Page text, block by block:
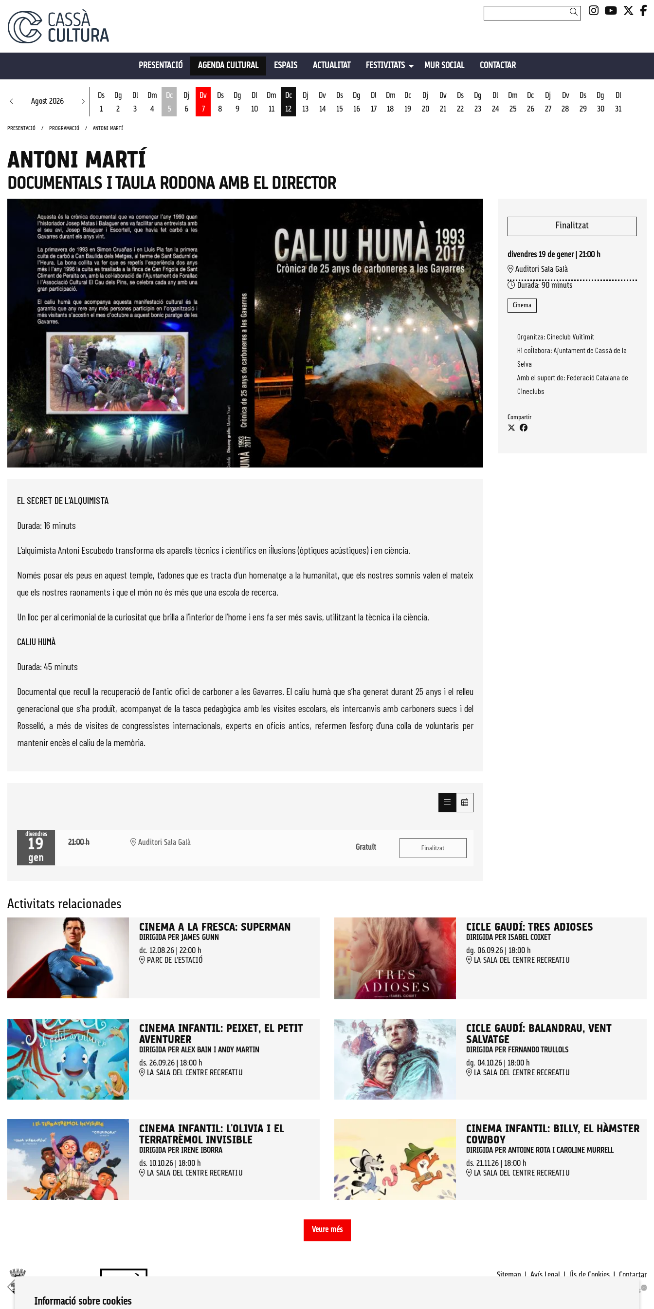
Link aLink a
Cercar
PRESENTACIÓ AGENDA CULTURAL ESPAIS ACTUALITAT FESTIVITATS MUR SOCIAL CONTACTAR
Agost 2026
Ds
1
Dg
2
Dl
3
Dm
4
Dc
5
Dj
6
Dv
7
Ds
8
Dg
9
Dl
10
Dm
11
Dc
12
Dj
13
Dv
14
Ds
15
Dg
16
Dl
17
Dm
18
Dc
19
Dj
20
Dv
21
Ds
22
Dg
23
Dl
24
Dm
25
Dc
26
Dj
27
Dv
28
Ds
29
Dg
30
Dl
31
PRESENTACIÓ PROGRAMACIÓ ANTONI MARTÍ
ANTONI MARTÍ
DOCUMENTALS I TAULA RODONA AMB EL DIRECTOR
Finalitzat
divendres 19 de gener| 21:00 h
Auditori Sala Galà
Durada: 90 minuts
Cinema
Organitza: Cineclub Vuitimit
Hi col·labora: Ajuntament de Cassà de la
Selva
Amb el suport de: Federació Catalana de
Cineclubs
Compartir
EL SECRET DE L’ALQUIMISTA
Durada: 16 minuts
L’alquimista Antoni Escubedo transforma els aparells tècnics i científics en il·lusions (òptiques acústiques) i en ciència.
Només posar els peus en aquest temple, t’adones que es tracta d’un homenatge a la humanitat, que els nostres somnis valen el mateix
que els nostres raonaments i que el món no és més que una escola de recerca.
Un lloc per al cerimonial de la curiositat que brilla a l’interior de l’home i ens fa ser més savis, utilitzant la tècnica i la ciència.
CALIU HUMÀ
Durada: 45 minuts
Documental que recull la recuperació de l'antic ofici de carboner a les Gavarres. El caliu humà que s’ha generat durant 25 anys i el relleu
generacional que s’ha produït, acompanyat de la tasca pedagògica amb les visites escolars, els intercanvis amb carboners suecs i del
Rosselló, a més de visites de congressistes internacionals, experts en oficis antics, refermen l’esforç d’una colla de voluntaris per
mantenir encès el caliu de la memòria.
divendres
19
gen
21:00 h Auditori Sala Galà
Gratuït Finalitzat
Activitats relacionades
CINEMA A LA FRESCA: SUPERMAN
DIRIGIDA PER JAMES GUNN
dc. 12.08.26| 22:00 h
PARC DE L'ESTACIÓ
CICLE GAUDÍ: TRES ADIOSES
DIRIGIDA PER ISABEL COIXET
dg. 06.09.26| 18:00 h
LA SALA DEL CENTRE RECREATIU
CINEMA INFANTIL: PEIXET, EL PETIT
AVENTURER
DIRIGIDA PER ALEX BAIN I ANDY MARTIN
ds. 26.09.26| 18:00 h
LA SALA DEL CENTRE RECREATIU
CICLE GAUDÍ: BALANDRAU, VENT
SALVATGE
DIRIGIDA PER FERNANDO TRULLOLS
dg. 04.10.26| 18:00 h
LA SALA DEL CENTRE RECREATIU
CINEMA INFANTIL: L'OLIVIA I EL
TERRATRÈMOL INVISIBLE
DIRIGIDA PER IRENE IBORRA
ds. 10.10.26| 18:00 h
LA SALA DEL CENTRE RECREATIU
CINEMA INFANTIL: BILLY, EL HÀMSTER
COWBOY
DIRIGIDA PER ANTOINE ROTA I CAROLINE MURRELL
ds. 21.11.26| 18:00 h
LA SALA DEL CENTRE RECREATIU
Veure més
Sitemap | Avís Legal | Ús de Cookies | Contactar
Informació sobre cookies